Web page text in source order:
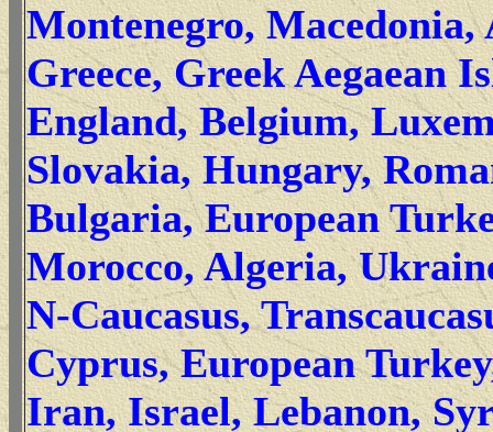
Montenegro, Macedonia,
Greece, Greek Aegaean
England, Belgium,
Slovakia, Hungary,
Bulgaria, European
Morocco, Algeria,
N-Caucasus,
Cyprus, European
Iran, Israel, Lebanon,